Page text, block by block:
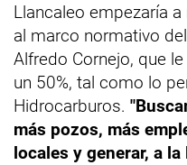
Llancaleo empezaría
al marco normativo
Alfredo Cornejo, que
un 50%, tal como lo
Hidrocarburos.
más pozos, más
locales y generar, a